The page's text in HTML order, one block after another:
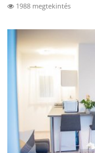
1988 megtekintés